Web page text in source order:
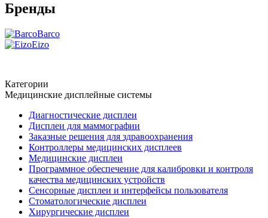
Бренды
Barco
Eizo
Категории
Медицинские дисплейные системы
Диагностические дисплеи
Дисплеи для маммографии
Заказные решения для здравоохранения
Контроллеры медицинских дисплеев
Медицинские дисплеи
Программное обеспечение для калибровки и контроля
качества медицинских устройств
Сенсорные дисплеи и интерфейсы пользователя
Стоматологические дисплеи
Хирургические дисплеи